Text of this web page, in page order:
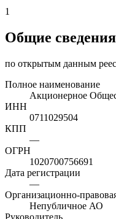
1
Общие сведения
по открытым данным
Полное наименование
Акционерное
ИНН
0711029504
КПП
—
ОГРН
1020700756691
Дата регистрации
—
Организационно-
Непубличное АО
Руководитель